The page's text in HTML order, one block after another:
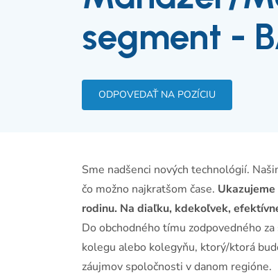
segment -
ODPOVEDAŤ NA POZÍCIU
Sme nadšenci nových technológií.
čo možno najkratšom čase.
rodinu. Na diaľku, kdekoľvek,
Do obchodného tímu zodpovedného
kolegu alebo kolegyňu, ktorý/ktorá
záujmov spoločnosti v danom regióne.